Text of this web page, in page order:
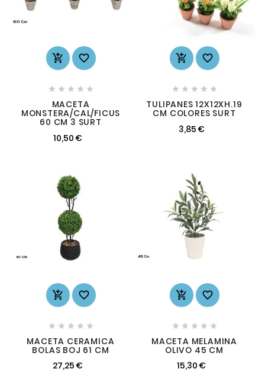
 
    
MACETA
MONSTERA/CAL/FICUS
60 CM 3 SURT
10,50 €
 
    
TULIPANES 12X12XH.19
CM COLORES SURT
3,85 €
 
    
MACETA CERAMICA
BOLAS BOJ 61 CM
27,25 €
 
    
MACETA MELAMINA
OLIVO 45 CM
15,30 €